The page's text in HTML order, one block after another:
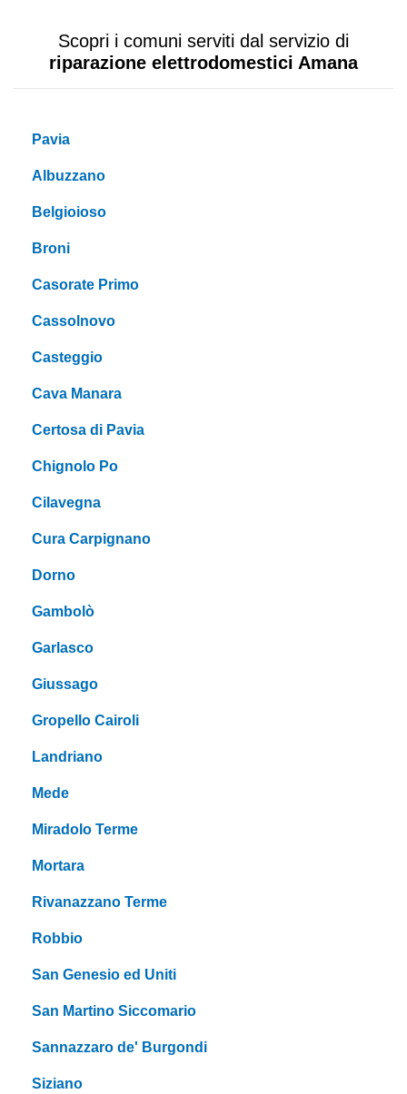
Scopri i comuni serviti dal servizio di
riparazione elettrodomestici Amana
Pavia
Albuzzano
Belgioioso
Broni
Casorate Primo
Cassolnovo
Casteggio
Cava Manara
Certosa di Pavia
Chignolo Po
Cilavegna
Cura Carpignano
Dorno
Gambolò
Garlasco
Giussago
Gropello Cairoli
Landriano
Mede
Miradolo Terme
Mortara
Rivanazzano Terme
Robbio
San Genesio ed Uniti
San Martino Siccomario
Sannazzaro de' Burgondi
Siziano